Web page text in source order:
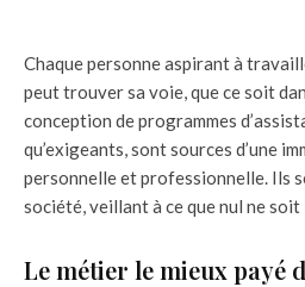
Chaque personne aspirant à
peut trouver sa voie, que ce soit
conception de programmes
qu’exigeants, sont sources d’une
personnelle et professionnelle. Ils
société, veillant à ce que nul ne soit
Le métier le mieux payé